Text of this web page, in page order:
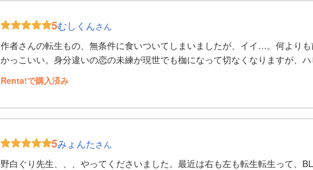
5むしくんさん
作者さんの転生もの、無条件に食いついてしまいましたが、イイ…。何より
かっこいい。身分違いの恋の未練が現世でも枷になって切なくなりますが、ハ
Renta!で購入済み
5みょんたさん
野白ぐり先生、、、やってくださいました。最近は右も左も転生転生って、